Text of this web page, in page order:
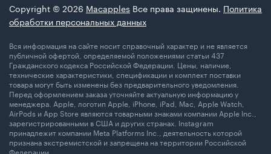
Copyright © 2026 Macapples Все права защинены. Политика
обработки персональных данных
Вся информация на сайте носит справочный характер и не является
публичной офертой, определяемой положениями статьи 437
Гражданского кодекса Российской Федерации. Цены, наличие,
технические характеристики, спецификации и комплект поставки
товара могут быть изменены без предварительного уведомления.
Перед оформлением заказа уточняйте актуальную информацию у
менеджера. Apple, логотип Apple, iPhone, iPad, Mac, Apple Watch,
AirPods и App Store являются товарными знаками компании Apple Inc.,
зарегистрированными в США и других странах. Instagram
принадлежит компании Meta Platforms Inc., деятельность которой
признана экстремистской и запрещена на территории Российской
Федерации.